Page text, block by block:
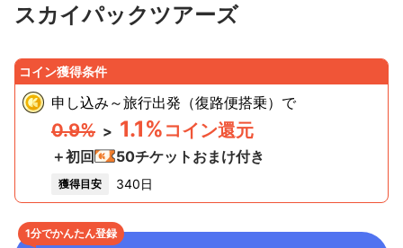
スカイパックツアーズ
コイン獲得条件
申し込み～旅行出発（復路便搭乗） で
0.9% > 1.1% コイン還元
＋初回 50チケットおまけ付き
獲得目安 340日
1分でかんたん登録